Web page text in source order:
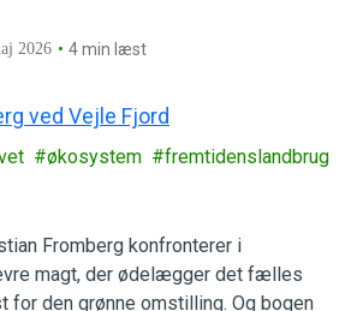
2026 4 min læst
økosystem fremtidenslandbrug
Fromberg konfronterer i
magt, der ødelægger det fælles
for den grønne omstilling. Og bogen